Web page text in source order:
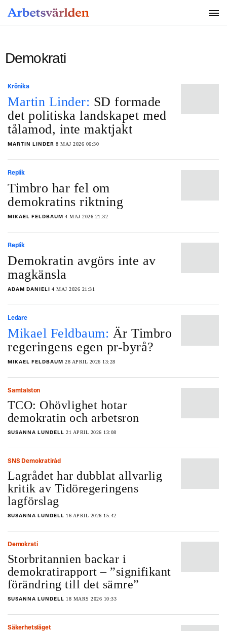
Demokrati
Krönika
Martin Linder: SD formade
det politiska landskapet med
tålamod, inte maktjakt
MARTIN LINDER 8 MAJ 2026 06:30
Replik
Timbro har fel om
demokratins riktning
MIKAEL FELDBAUM 4 MAJ 2026 21:32
Replik
Demokratin avgörs inte av
magkänsla
ADAM DANIELI 4 MAJ 2026 21:31
Ledare
Mikael Feldbaum: Är Timbro
regeringens egen pr-byrå?
MIKAEL FELDBAUM 28 APRIL 2026 13:28
Samtalston
TCO: Ohövlighet hotar
demokratin och arbetsron
SUSANNA LUNDELL 21 APRIL 2026 13:08
SNS Demokratiråd
Lagrådet har dubblat allvarlig
kritik av Tidöregeringens
lagförslag
SUSANNA LUNDELL 16 APRIL 2026 15:42
Demokrati
Storbritannien backar i
demokratirapport – ”signifikant
förändring till det sämre”
SUSANNA LUNDELL 18 MARS 2026 10:33
Säkerhetsläget